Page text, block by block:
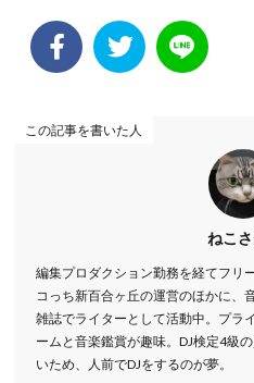
この記事を書いた人
ねこ
編集プロダクション勤務を経てフリ
コっち新百合ヶ丘の運営のほかに、
雑誌でライターとして活動中。プラ
ームと音楽鑑賞が趣味。DJ検定4級
いため、人前でDJをするのが夢。